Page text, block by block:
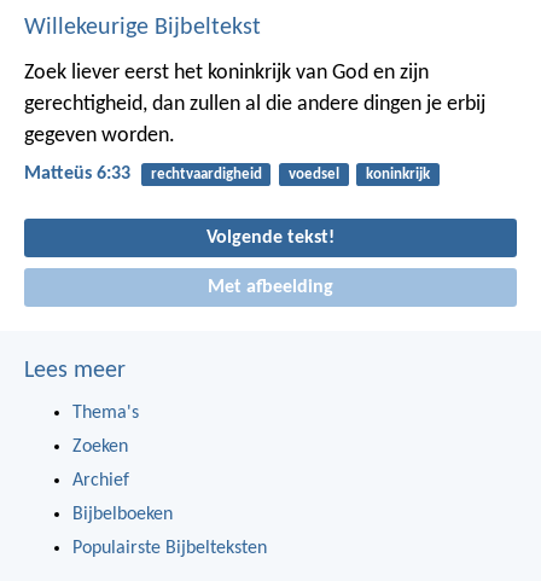
Willekeurige Bijbeltekst
Zoek liever eerst het koninkrijk van God en zijn
gerechtigheid, dan zullen al die andere dingen je erbij
gegeven worden.
Matteüs 6:33 rechtvaardigheid voedsel koninkrijk
Volgende tekst!
Met afbeelding
Lees meer
Thema's
Zoeken
Archief
Bijbelboeken
Populairste Bijbelteksten